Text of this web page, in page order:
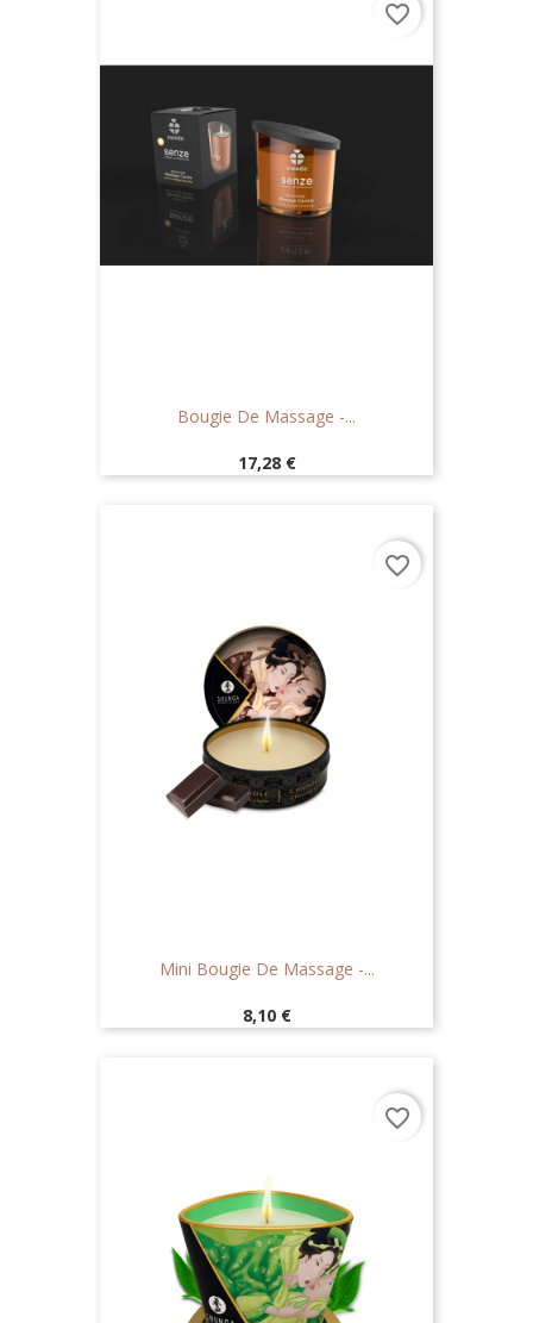
Bougie De Massage -...
Prix
17,28 €
favorite_border
Mini Bougie De Massage -...
Prix
8,10 €
favorite_border
favorite_border